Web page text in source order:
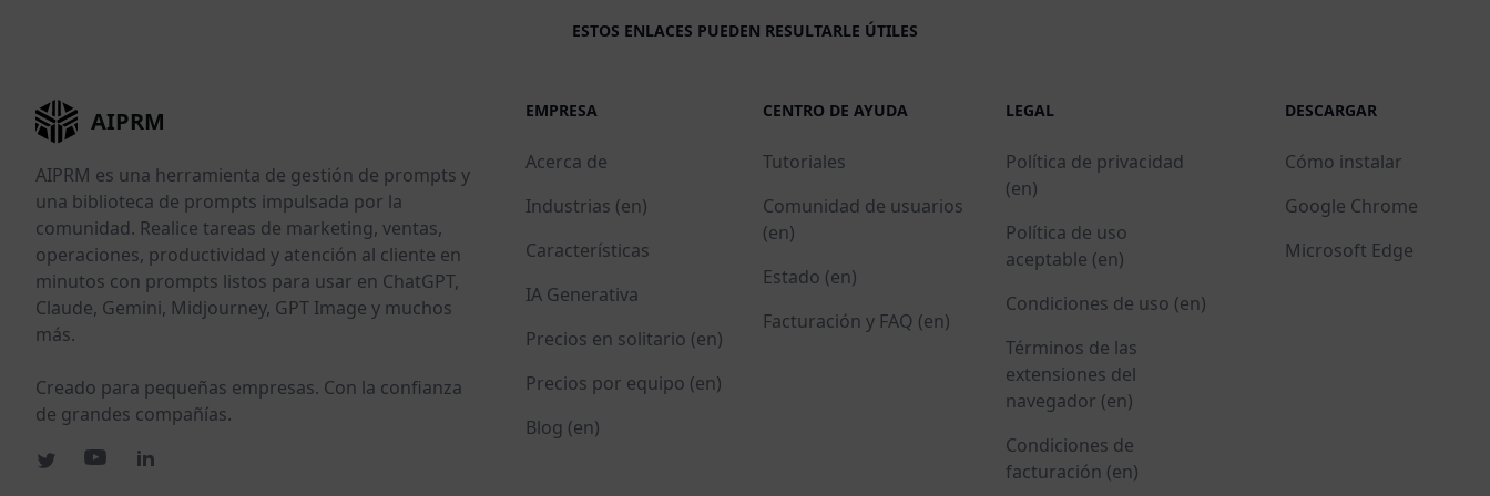
ESTOS ENLACES PUEDEN RESULTARLE ÚTILES
AIPRM
AIPRM es una herramienta de gestión de prompts y
una biblioteca de prompts impulsada por la
comunidad. Realice tareas de marketing, ventas,
operaciones, productividad y atención al cliente en
minutos con prompts listos para usar en ChatGPT,
Claude, Gemini, Midjourney, GPT Image y muchos
más.
Creado para pequeñas empresas. Con la confianza
de grandes compañías.
EMPRESA
Acerca de
Industrias (en)
Características
IA Generativa
Precios en solitario (en)
Precios por equipo (en)
Blog (en)
CENTRO DE AYUDA
Tutoriales
Comunidad de usuarios
(en)
Estado (en)
Facturación y FAQ (en)
LEGAL
Política de privacidad
(en)
Política de uso
aceptable (en)
Condiciones de uso (en)
Términos de las
extensiones del
navegador (en)
Condiciones de
facturación (en)
DESCARGAR
Cómo instalar
Google Chrome
Microsoft Edge